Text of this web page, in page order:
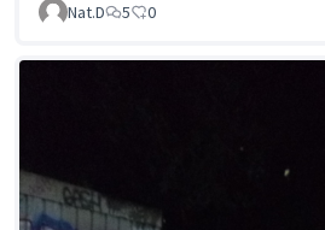
Nat.D 5 0